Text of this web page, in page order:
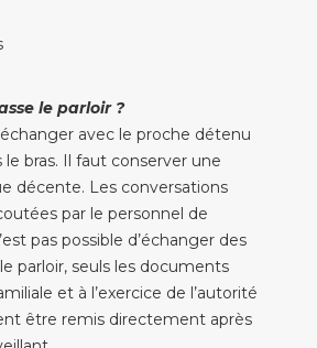
le parloir ?
avec le proche détenu
le bras. Il faut conserver une
décente. Les conversations
par le personnel de
pas possible d’échanger des
parloir, seuls les documents
et à l’exercice de l’autorité
être remis directement après